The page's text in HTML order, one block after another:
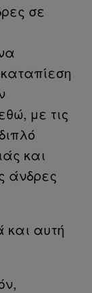
σε
με τις
και
άνδρες
και αυτή